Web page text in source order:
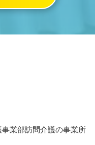
業部訪問介護の事業所